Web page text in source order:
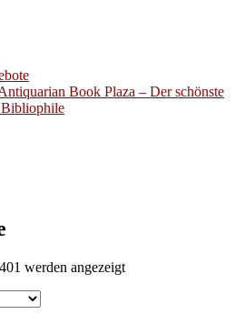
Book Plaza – Der schönste
Bibliophile
werden angezeigt